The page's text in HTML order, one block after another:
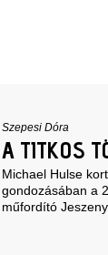
Szepesi Dóra
A TITKOS
Michael Hulse
gondozásában a
műfordító